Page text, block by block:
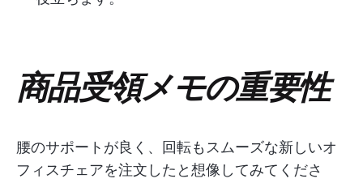
商品受領メモの重要性
腰のサポートが良く、回転もスムーズな新しいオ
フィスチェアを注文したと想像してみてくださ